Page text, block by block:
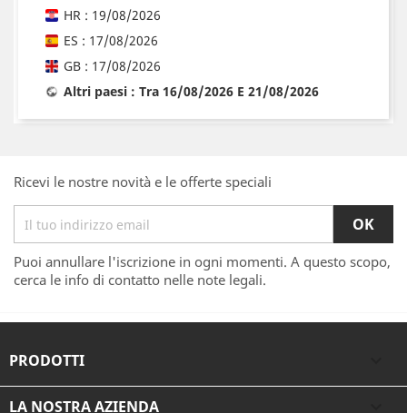
HR : 19/08/2026
ES : 17/08/2026
GB : 17/08/2026
Altri paesi : Tra 16/08/2026 E 21/08/2026
Ricevi le nostre novità e le offerte speciali
Puoi annullare l'iscrizione in ogni momenti. A questo scopo,
cerca le info di contatto nelle note legali.
PRODOTTI
LA NOSTRA AZIENDA